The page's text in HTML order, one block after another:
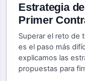
Estrategia
Primer
Superar el reto de
es el paso más
explicamos las
propuestas para